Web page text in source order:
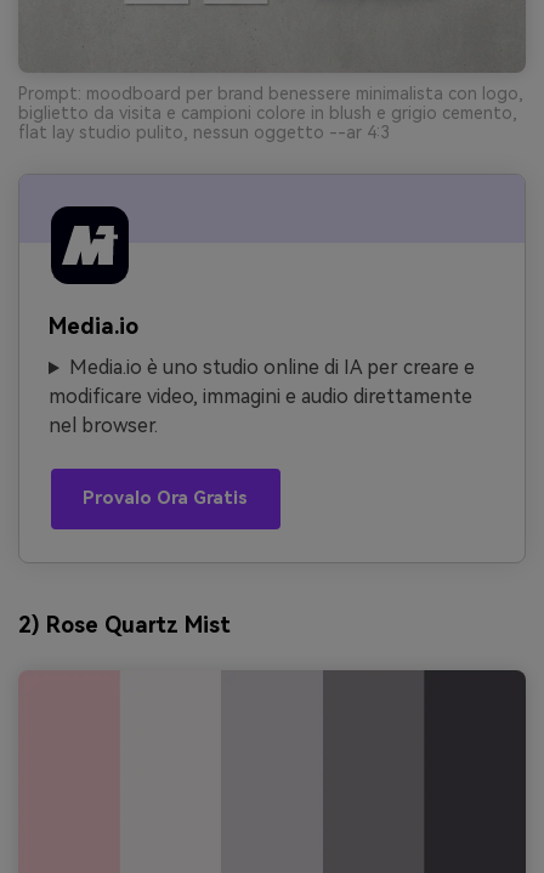
Prompt: moodboard per brand benessere minimalista con logo,
biglietto da visita e campioni colore in blush e grigio cemento,
flat lay studio pulito, nessun oggetto --ar 4:3
Media.io
Media.io è uno studio online di IA per creare e
modificare video, immagini e audio direttamente
nel browser.
Provalo Ora Gratis
2) Rose Quartz Mist